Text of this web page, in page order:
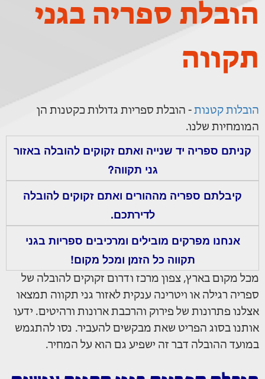
הובלת ספריה בגני
תקווה
הובלות קטנות - הובלת ספריות גדולות כקטנות הן
המומחיות שלנו.
קניתם ספריה יד שנייה ואתם זקוקים להובלה באזור
גני תקווה?
קיבלתם ספריה מההורים ואתם זקוקים להובלה
לדירתכם.
אנחנו מפרקים מובילים ומרכיבים ספריות בגני
תקווה כל הזמן ומכל מקום!
מכל מקום בארץ, צפון מרכז ודרום זקוקים להובלה של
ספריה רגילה או ויטרינה ענקית לאזור גני תקווה תמצאו
אצלנו פתרונות של פירוק והרכבת ארונות ורהיטים. ידעו
אותנו בסוג הפריט שאת מבקשים להעביר. נסו להתגמש
במועד ההובלה דבר זה ישפיע גם הוא על המחיר.